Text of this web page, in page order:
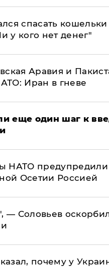
спасать
у кого нет денег"
Аравия и
Иран в гневе
еще один шаг к
НАТО предупредили
Осетии Россией
— Соловьев
почему у